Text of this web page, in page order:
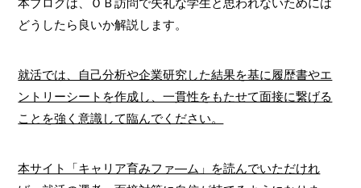
本ブログは、ＯＢ訪問で失礼な学生と思われないためには
どうしたら良いか解説します。
就活では、自己分析や企業研究した結果を基に履歴書やエ
ントリーシートを作成し、一貫性をもたせて面接に繋げる
ことを強く意識して臨んでください。
本サイト「キャリア育みファ―ム」を読んでいただけれ